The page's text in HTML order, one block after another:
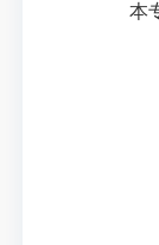
本